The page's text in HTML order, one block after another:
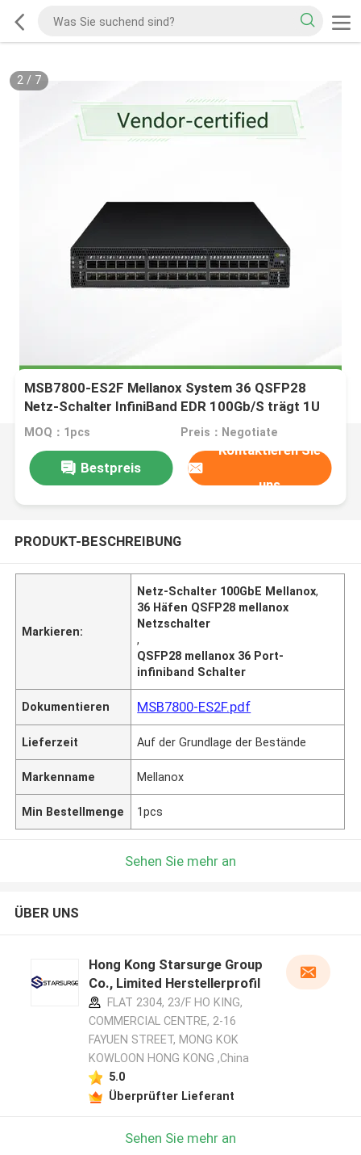
2/ 7
MSB7800-ES2F Mellanox System 36 QSFP28
Netz-Schalter InfiniBand EDR 100Gb/S trägt 1U
MOQ：1pcs Preis：Negotiate
Bestpreis
Kontaktieren Sie
uns
PRODUKT-BESCHREIBUNG
Markieren:
Netz-Schalter 100GbE Mellanox,
36 Häfen QSFP28 mellanox
Netzschalter
,
QSFP28 mellanox 36 Port-
infiniband Schalter
Dokumentieren MSB7800-ES2F.pdf
Lieferzeit Auf der Grundlage der Bestände
Markenname Mellanox
Min Bestellmenge 1pcs
Sehen Sie mehr an
ÜBER UNS
Hong Kong Starsurge Group
Co., Limited Herstellerprofil
FLAT 2304, 23/F HO KING,
COMMERCIAL CENTRE, 2-16
FAYUEN STREET, MONG KOK
KOWLOON HONG KONG ,China
5.0
Überprüfter Lieferant
Sehen Sie mehr an